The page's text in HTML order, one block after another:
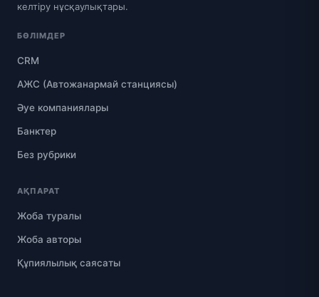
келтіру нұсқаулықтары.
БӨЛІМДЕР
CRM
АЖС (Автожанармай станциясы)
Әуе компаниялары
Банктер
Без рубрики
АҚПАРАТ
Жоба туралы
Жоба авторы
Құпиялылық саясаты